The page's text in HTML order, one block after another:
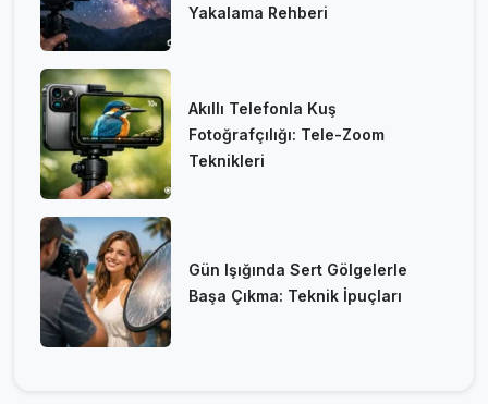
Yakalama Rehberi
Akıllı Telefonla Kuş
Fotoğrafçılığı: Tele-Zoom
Teknikleri
Gün Işığında Sert Gölgelerle
Başa Çıkma: Teknik İpuçları